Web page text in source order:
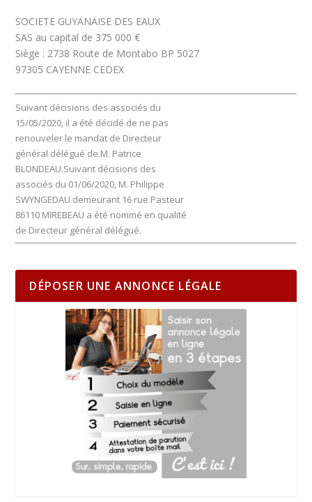
SOCIETE GUYANAISE DES EAUX
SAS au capital de 375 000 €
Siège : 2738 Route de Montabo BP 5027
97305 CAYENNE CEDEX
Suivant décisions des associés du
15/05/2020, il a été décidé de ne pas
renouveler le mandat de Directeur
général délégué de M. Patrice
BLONDEAU.Suivant décisions des
associés du 01/06/2020, M. Philippe
SWYNGEDAU demeurant 16 rue Pasteur
86110 MIREBEAU a été nommé en qualité
de Directeur général délégué.
DÉPOSER UNE ANNONCE LÉGALE